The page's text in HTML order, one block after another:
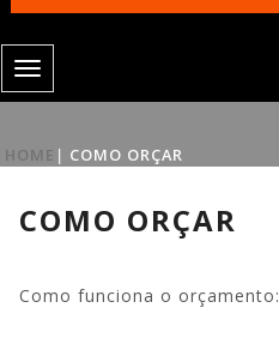
Toggle
navigation
HOME | COMO ORÇAR
COMO ORÇAR
Como funciona o orçamento: